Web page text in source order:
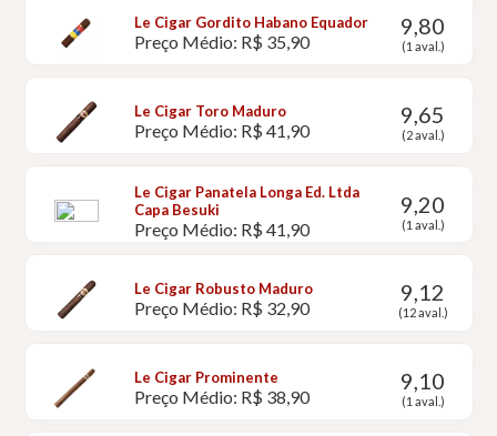
Le Cigar Gordito Habano Equador
Preço Médio: R$ 35,90
9,80
(1 aval.)
Le Cigar Toro Maduro
Preço Médio: R$ 41,90
9,65
(2 aval.)
Le Cigar Panatela Longa Ed. Ltda
Capa Besuki
Preço Médio: R$ 41,90
9,20
(1 aval.)
Le Cigar Robusto Maduro
Preço Médio: R$ 32,90
9,12
(12 aval.)
Le Cigar Prominente
Preço Médio: R$ 38,90
9,10
(1 aval.)